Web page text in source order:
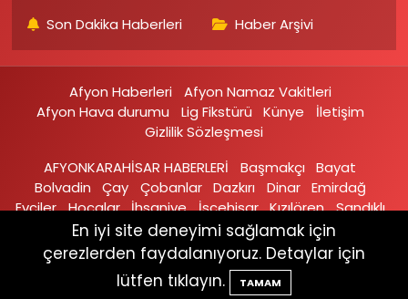
Son Dakika Haberleri Haber Arşivi
Afyon Haberleri
Afyon Namaz Vakitleri
Afyon Hava durumu
Lig Fikstürü Künye
İletişim
Gizlilik Sözleşmesi
AFYONKARAHİSAR HABERLERİ
Başmakçı
Bayat
Bolvadin
Çay Çobanlar Dazkırı Dinar Emirdağ‎
Evciler‎ Hocalar İhsaniye‎ İscehisar Kızılören‎ Sandıklı‎
Sinanpaşa Şuhut Sultandağı
Haber Yazılımı: TE Bilişim
En iyi site deneyimi sağlamak için
çerezlerden faydalanıyoruz. Detaylar için
lütfen tıklayın.
TAMAM